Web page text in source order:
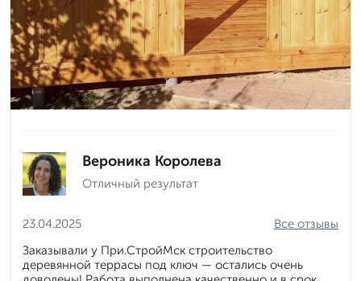
Вероника Королева
Отличный результат
23.04.2025
Все отзывы
Заказывали у При.СтройМск строительство
деревянной террасы под ключ — остались очень